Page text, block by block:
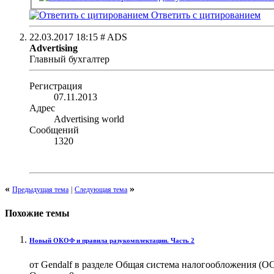
Ответить с цитированием
22.03.2017 18:15 # ADS
Advertising
Главный бухгалтер
Регистрация
07.11.2013
Адрес
Advertising world
Сообщений
1320
« Предыдущая тема Следующая тема »
Похожие темы
Новый ОКОФ и правила разукомплектации. Часть 2
от Gendalf в разделе Общая система налогообложения